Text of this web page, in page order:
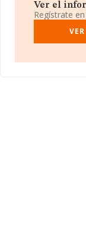
La compañía
Nacional-536
nacional la
Ver el
Regístrate